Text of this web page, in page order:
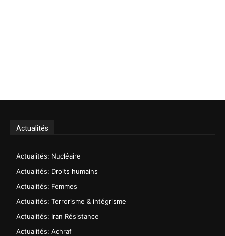
Actualités
Actualités: Nucléaire
Actualités: Droits humains
Actualités: Femmes
Actualités: Terrorisme & intégrisme
Actualités: Iran Résistance
Actualités: Achraf